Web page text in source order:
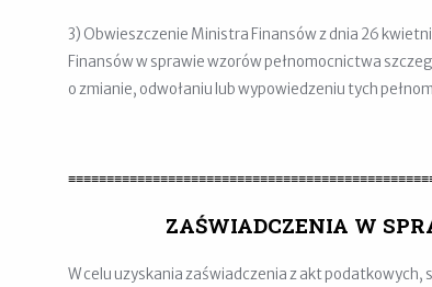
3) Obwieszczenie Ministra Finansów z dnia 26
Finansów w sprawie wzorów pełnomocnictwa
o zmianie, odwołaniu lub wypowiedzeniu tych
ZAŚWIADCZENIA W
W celu uzyskania zaświadczenia z akt